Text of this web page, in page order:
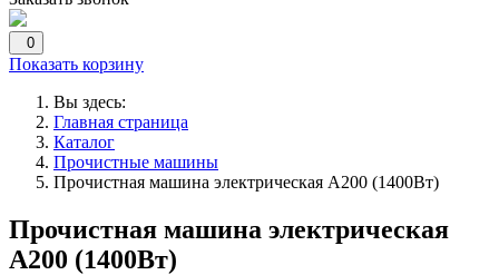
0
Показать корзину
Вы здесь:
Главная страница
Каталог
Прочистные машины
Прочистная машина электрическая А200 (1400Вт)
Прочистная машина электрическая
А200 (1400Вт)